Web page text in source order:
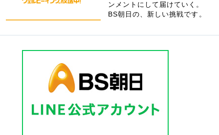
ンメントにして届けていく。
BS朝日の、新しい挑戦です。